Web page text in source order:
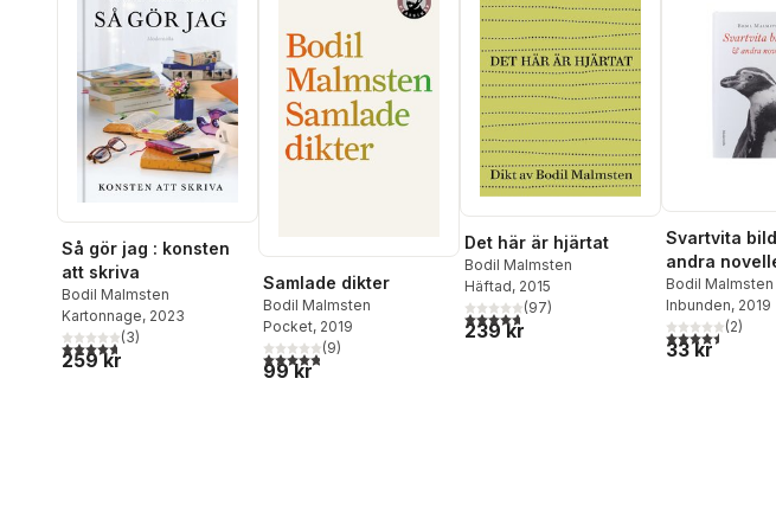
Så gör jag : konsten
att skriva
Bodil Malmsten
Kartonnage, 2023
4,7utav 5 stjärnor. Totalt antal röster:
(3)
259 kr
Samlade dikter
Bodil Malmsten
Pocket, 2019
4,8utav 5 stjärnor. Totalt antal röster:
(9)
99 kr
Det här är hjärtat
Bodil Malmsten
Häftad, 2015
4,7utav 5 stjärnor. Totalt antal röster:
(97)
239 kr
Svartvita
andra
Bodil Malmsten
Inbunden, 2019
4,5utav 5(2)
33 kr